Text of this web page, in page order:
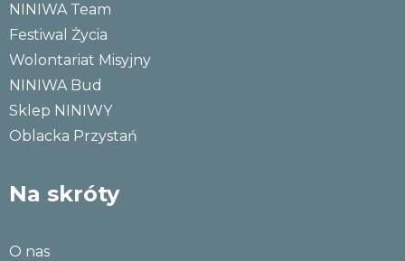
NINIWA Team
Festiwal Życia
Wolontariat Misyjny
NINIWA Bud
Sklep NINIWY
Oblacka Przystań
Na skróty
O nas